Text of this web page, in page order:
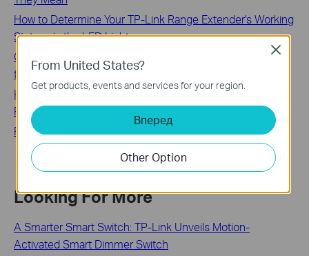
How to Determine Your TP-Link Range Extender's Working
Status via the LED Lights
Connect or Reconnect Your Kasa Light Bulb to Wi-Fi via
the Kasa App
Kasa HS200 Smart Switch LED Light Meanings: Blinking,
Red, Green, and How to Reset
Philips Hue Light
Looking For More
A Smarter Smart Switch: TP-Link Unveils Motion-
Activated Smart Dimmer Switch
From United States?
Get products, events and services for your region.
Вперед
Other Option
Close